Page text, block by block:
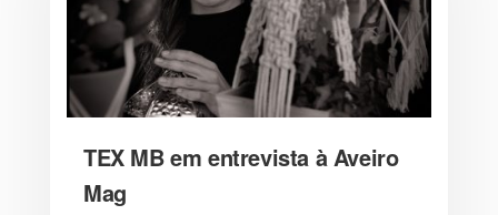
TEX MB em entrevista à Aveiro
Mag